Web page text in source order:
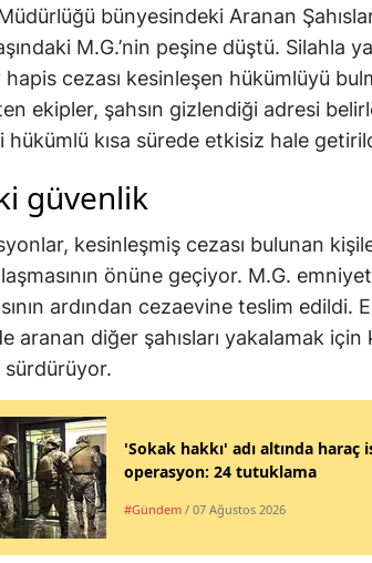
bünyesindeki Aranan
M.G.’nin peşine düştü. Silahla
hapis cezası kesinleşen hükümlüyü
ekipler, şahsın gizlendiği adresi
hükümlü kısa sürede etkisiz hale
güvenlik
kesinleşmiş cezası bulunan
önüne geçiyor. M.G.
ardından cezaevine teslim edildi.
aranan diğer şahısları yakalamak
'Sokak hakkı' adı altında
operasyon: 24 tutuklama
#Gündem / 07 Ağustos 2026